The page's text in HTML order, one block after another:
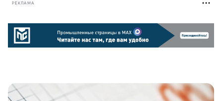
РЕКЛАМА